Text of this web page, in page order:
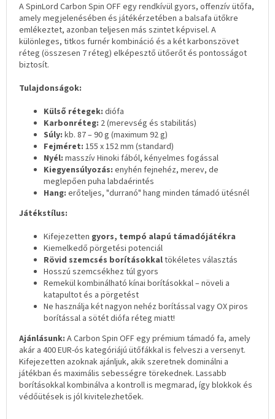
A SpinLord Carbon Spin OFF egy rendkívül gyors, offenzív ütőfa,
amely megjelenésében és játékérzetében a balsafa ütőkre
emlékeztet, azonban teljesen más szintet képvisel. A
különleges, titkos furnér kombináció és a két karbonszövet
réteg (összesen 7 réteg) elképesztő ütőerőt és pontosságot
biztosít.
Tulajdonságok:
Külső rétegek: diófa
Karbonréteg: 2 (merevség és stabilitás)
Súly: kb. 87 – 90 g (maximum 92 g)
Fejméret: 155 x 152 mm (standard)
Nyél: masszív Hinoki fából, kényelmes fogással
Kiegyensúlyozás: enyhén fejnehéz, merev, de
meglepően puha labdaérintés
Hang: erőteljes, "durranó" hang minden támadó ütésnél
Játékstílus:
Kifejezetten gyors, tempó alapú támadójátékra
Kiemelkedő pörgetési potenciál
Rövid szemcsés borításokkaltökéletes választás
Hosszú szemcsékhez túl gyors
Remekül kombinálható kínai borításokkal – növeli a
katapultot és a pörgetést
Ne használja két nagyon nehéz borítással vagy OX piros
borítással a sötét diófa réteg miatt!
Ajánlásunk: A Carbon Spin OFF egy prémium támadó fa, amely
akár a 400 EUR-ós kategóriájú ütőfákkal is felveszi a versenyt.
Kifejezetten azoknak ajánljuk, akik szeretnek dominálni a
játékban és maximális sebességre törekednek. Lassabb
borításokkal kombinálva a kontroll is megmarad, így blokkok és
védőütések is jól kivitelezhetőek.